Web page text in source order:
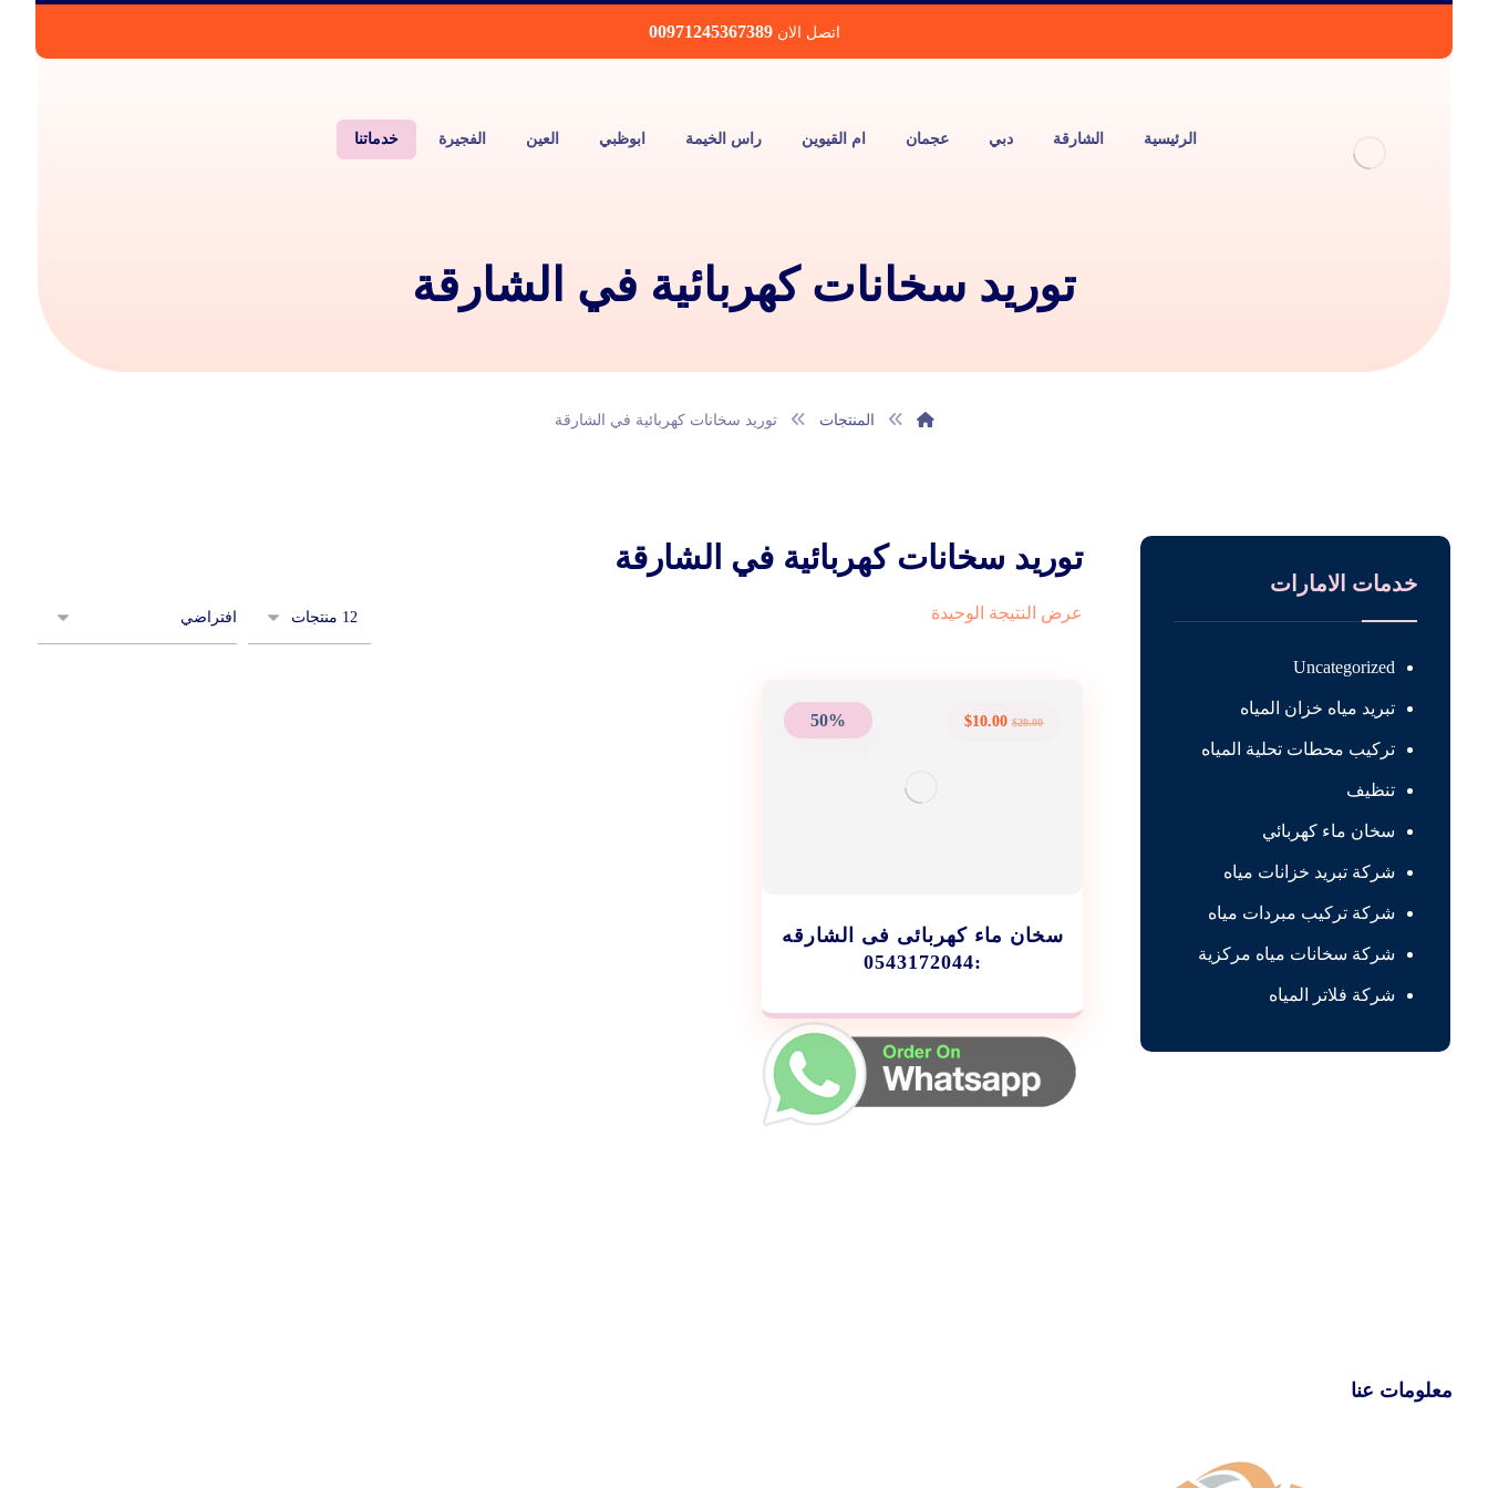
اتصل الان 00971245367389
الرئيسية الشارقة دبي عجمان ام القيوين راس الخيمة ابوظبي العين الفجيرة خدماتنا
توريد سخانات كهربائية في الشارقة
المنتجات توريد سخانات كهربائية في الشارقة
توريد سخانات كهربائية في الشارقة
عرض النتيجة الوحيدة
50%
سخان ماء كهربائى فى الشارقه
:0543172044
$20.00
$10.00
خدمات الامارات
Uncategorized
تبريد مياه خزان المياه
تركيب محطات تحلية المياه
تنظيف
سخان ماء كهربائي
شركة تبريد خزانات مياه
شركة تركيب مبردات مياه
شركة سخانات مياه مركزية
شركة فلاتر المياه
معلومات عنا